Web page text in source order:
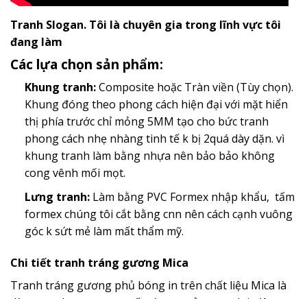
Tranh Slogan. Tôi là chuyên gia trong lĩnh vực tôi
đang làm
Các lựa chọn sản phẩm:
Khung tranh:Composite hoặc Tràn viền (Tùy chọn).
Khung đóng theo phong cách hiện đại với mặt hiển
thị phía trước chỉ mỏng 5MM tạo cho bức tranh
phong cách nhẹ nhàng tinh tế k bị 2quá dày dặn. vì
khung tranh làm bằng nhựa nên bảo bảo không
cong vênh mối mọt.
Lưng tranh:Làm bằng PVC Formex nhập khẩu, tấm
formex chúng tôi cắt bằng cnn nên cách cạnh vuông
góc k sứt mẻ làm mất thẩm mỹ.
Chi tiết tranh tráng gương Mica
Tranh tráng gương phủ bóng in trên chất liệu Mica là